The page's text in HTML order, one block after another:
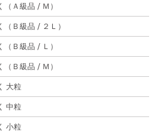
Ａ級品 / Ｍ）
Ｂ級品 / ２Ｌ）
Ｂ級品 / Ｌ）
Ｂ級品 / Ｍ）
大粒
中粒
小粒